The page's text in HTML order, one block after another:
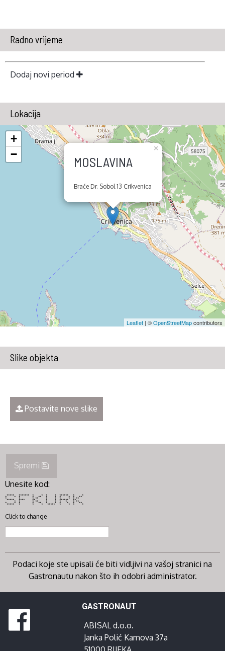
Radno vrijeme
Dodaj novi period
Lokacija
MOSLAVINA
Braće Dr. Sobol 13 Crikvenica
×
+
−
Leaflet | ©OpenStreetMapcontributors
Slike objekta
Postavite nove slike
Spremi
Unesite kod:
***** ******* * * * * ****** * *
* * * * ** * * * * * **
* * * ** * * * * * **
***** **** ** * * ****** **
* * * ** * * * * * **
* * * * ** * * * * * **
***** * * * ***** * * * *
Click to change
Podaci koje ste upisali će biti vidljivi na vašoj stranici na
Gastronautu nakon što ih odobri administrator.
GASTRONAUT
ABISAL d.o.o.
Janka Polić Kamova 37a